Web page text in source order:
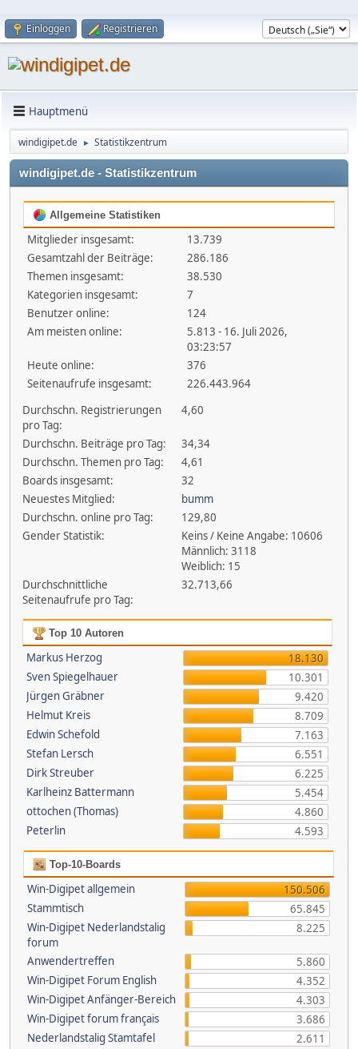
Einloggen Registrieren
Hauptmenü
windigipet.de ► Statistikzentrum
windigipet.de - Statistikzentrum
Allgemeine Statistiken
Mitglieder insgesamt:
13.739
Gesamtzahl der Beiträge:
286.186
Themen insgesamt:
38.530
Kategorien insgesamt:
7
Benutzer online:
124
Am meisten online:
5.813 - 16. Juli 2026,
03:23:57
Heute online:
376
Seitenaufrufe insgesamt:
226.443.964
Durchschn. Registrierungen
pro Tag:
4,60
Durchschn. Beiträge pro Tag:
34,34
Durchschn. Themen pro Tag:
4,61
Boards insgesamt:
32
Neuestes Mitglied:
bumm
Durchschn. online pro Tag:
129,80
Gender Statistik:
Keins / Keine Angabe: 10606
Männlich: 3118
Weiblich: 15
Durchschnittliche
Seitenaufrufe pro Tag:
32.713,66
Top 10 Autoren
Markus Herzog
18.130
Sven Spiegelhauer
10.301
Jürgen Gräbner
9.420
Helmut Kreis
8.709
Edwin Schefold
7.163
Stefan Lersch
6.551
Dirk Streuber
6.225
Karlheinz Battermann
5.454
ottochen (Thomas)
4.860
Peterlin
4.593
Top-10-Boards
Win-Digipet allgemein
150.506
Stammtisch
65.845
Win-Digipet Nederlandstalig
forum
8.225
Anwendertreffen
5.860
Win-Digipet Forum English
4.352
Win-Digipet Anfänger-Bereich
4.303
Win-Digipet forum français
3.686
Nederlandstalig Stamtafel
2.611